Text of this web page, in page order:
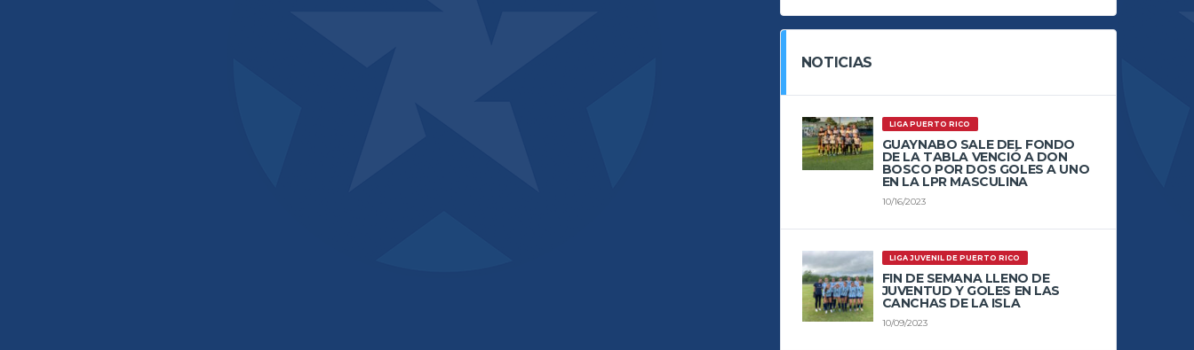
NOTICIAS
LIGA PUERTO RICO
GUAYNABO SALE DEL FONDO
DE LA TABLA VENCIÓ A DON
BOSCO POR DOS GOLES A UNO
EN LA LPR MASCULINA
10/16/2023
LIGA JUVENIL DE PUERTO RICO
FIN DE SEMANA LLENO DE
JUVENTUD Y GOLES EN LAS
CANCHAS DE LA ISLA
10/09/2023